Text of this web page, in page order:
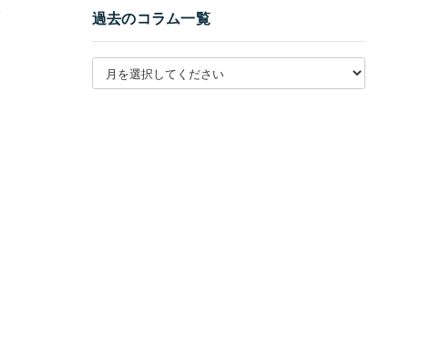
過去のコラム一覧
月別アーカイブを選択